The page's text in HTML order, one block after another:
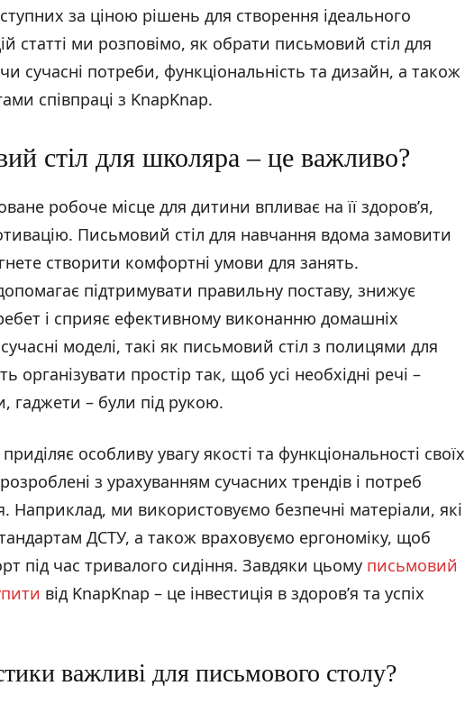
за ціною рішень для створення ідеального
статті ми розповімо, як обрати письмовий стіл для
сучасні потреби, функціональність та дизайн, а також
співпраці з KnapKnap.
стіл для школяра – це важливо?
робоче місце для дитини впливає на її здоров’я,
Письмовий стіл для навчання вдома замовити
створити комфортні умови для занять.
підтримувати правильну поставу, знижує
і сприяє ефективному виконанню домашніх
моделі, такі як письмовий стіл з полицями для
організувати простір так, щоб усі необхідні речі –
гаджети – були під рукою.
особливу увагу якості та функціональності своїх
з урахуванням сучасних трендів і потреб
Наприклад, ми використовуємо безпечні матеріали, які
ДСТУ, а також враховуємо ергономіку, щоб
під час тривалого сидіння. Завдяки цьому письмовий
від KnapKnap – це інвестиція в здоров’я та успіх
важливі для письмового столу?